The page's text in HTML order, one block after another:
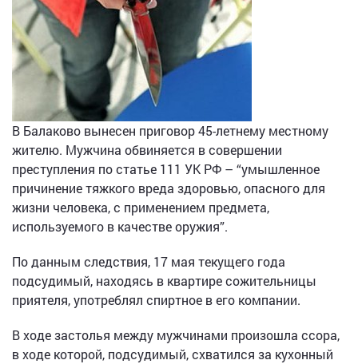
В Балаково вынесен приговор 45-летнему местному
жителю. Мужчина обвиняется в совершении
преступления по статье 111 УК РФ – “умышленное
причинение тяжкого вреда здоровью, опасного для
жизни человека, с применением предмета,
используемого в качестве оружия”.
По данным следствия, 17 мая текущего года
подсудимый, находясь в квартире сожительницы
приятеля, употреблял спиртное в его компании.
В ходе застолья между мужчинами произошла ссора,
в ходе которой, подсудимый, схватился за кухонный